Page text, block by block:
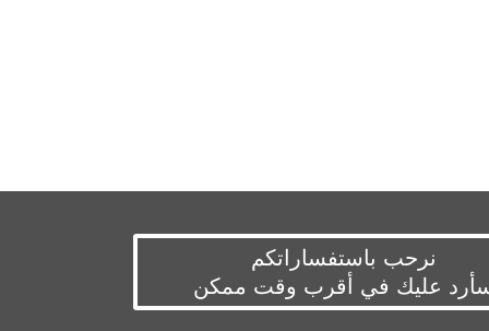
نرحب باستفساراتكم
عليك في أقرب وقت ممكن